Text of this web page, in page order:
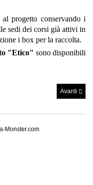
progetto conservando i
sedi dei corsi già attivi in
i box per la raccolta.
"Etico" sono disponibili
Avanti
Monster.com